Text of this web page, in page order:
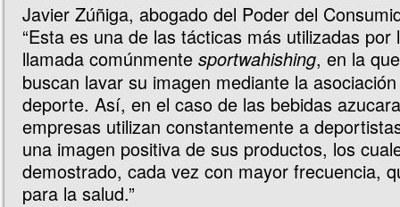
Javier Zúñiga, abogado del Poder del
“Esta es una de las tácticas más utilizadas por
llamada comúnmente sportwahishing, en la
buscan lavar su imagen mediante la
deporte. Así, en el caso de las bebidas
empresas utilizan constantemente a
una imagen positiva de sus productos, los
demostrado, cada vez con mayor frecuencia,
para la salud.”